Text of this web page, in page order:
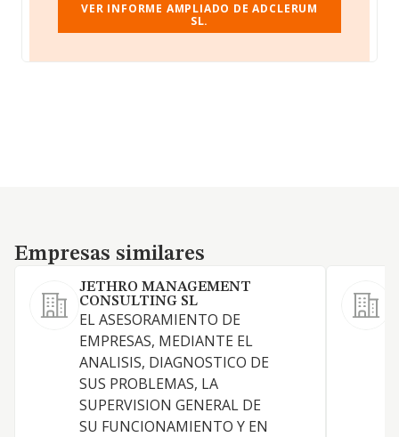
VER INFORME AMPLIADO DE ADCLERUM
SL.
Empresas similares
Empresas similares
JETHRO MANAGEMENT
CONSULTING SL
EL ASESORAMIENTO DE
EMPRESAS, MEDIANTE EL
ANALISIS, DIAGNOSTICO DE
SUS PROBLEMAS, LA
SUPERVISION GENERAL DE
SU FUNCIONAMIENTO Y EN